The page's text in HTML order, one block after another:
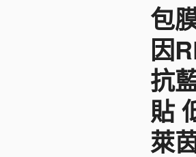
包
因
抗
貼
萊